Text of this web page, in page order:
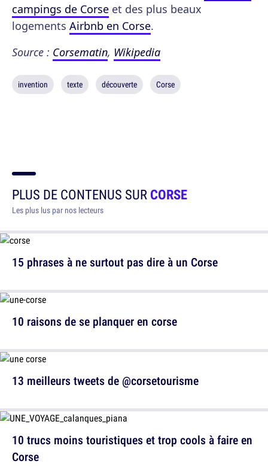
campings de Corse et des plus beaux
logements Airbnb en Corse.
Source : Corsematin, Wikipedia
invention texte découverte Corse
PLUS DE CONTENUS SURCORSE
Les plus lus par nos lecteurs
15 phrases à ne surtout pas dire à un Corse
13 meilleurs tweets de @corsetourisme
10 raisons de se planquer en corse
10 trucs moins touristiques et trop cools à faire en
Corse